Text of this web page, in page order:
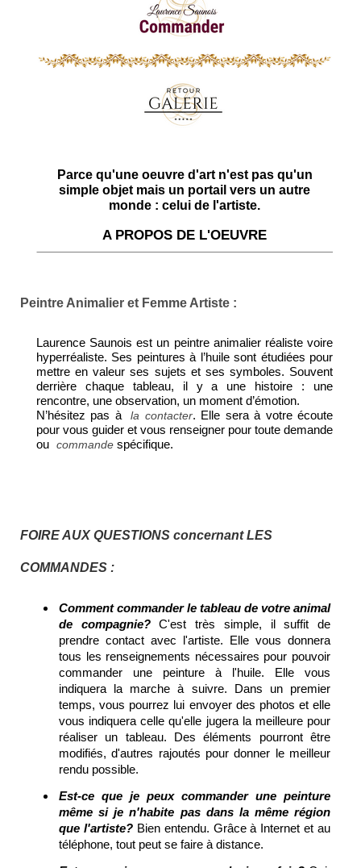
Parce qu'une oeuvre d'art n'est pas qu'un
simple objet mais un portail vers un autre
monde : celui de l'artiste.
A PROPOS DE L'OEUVRE
Peintre Animalier et Femme Artiste :
Laurence Saunois est un peintre animalier réaliste voire
hyperréaliste. Ses peintures à l’huile sont étudiées pour
mettre en valeur ses sujets et ses symboles. Souvent
derrière chaque tableau, il y a une histoire : une
rencontre, une observation, un moment d’émotion.
N’hésitez pas à
la contacter. Elle sera à votre écoute
pour vous guider et vous renseigner pour toute demande
ou commande spécifique.
FOIRE AUX QUESTIONS concernant LES
COMMANDES :
Comment commander le tableau de votre animal
de compagnie?C'est très simple, il suffit de
prendre contact avec l'artiste. Elle vous donnera
tous les renseignements nécessaires pour pouvoir
commander une peinture à l'huile. Elle vous
indiquera la marche à suivre. Dans un premier
temps, vous pourrez lui envoyer des photos et elle
vous indiquera celle qu'elle jugera la meilleure pour
réaliser un tableau. Des éléments pourront être
modifiés, d'autres rajoutés pour donner le meilleur
rendu possible.
Est-ce que je peux commander une peinture
même si je n'habite pas dans la même région
que l'artiste?Bien entendu. Grâce à Internet et au
téléphone, tout peut se faire à distance.